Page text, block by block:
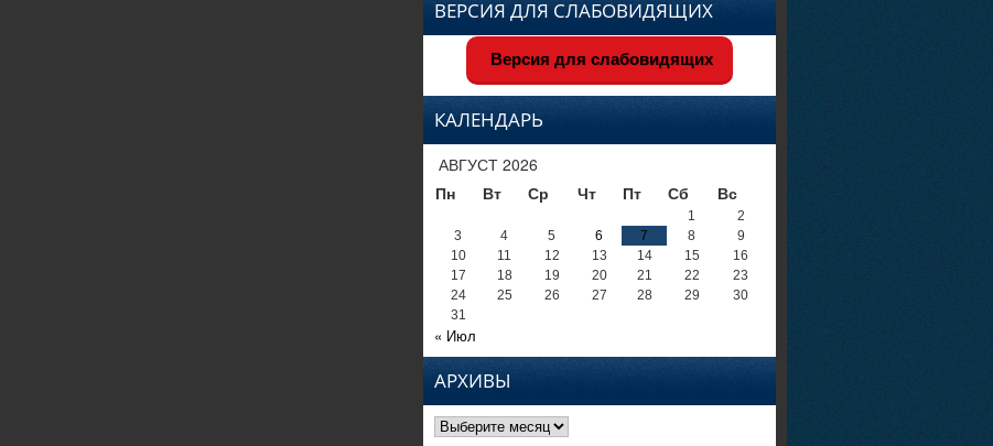
ВЕРСИЯ ДЛЯ СЛАБОВИДЯЩИХ
Версия для слабовидящих
КАЛЕНДАРЬ
АВГУСТ 2026
Пн
Вт Ср Чт Пт Сб Вс
1
2
3
4 5 6 7 8
9
10
11 12 13 14 15
16
17
18 19 20 21 22
23
24
25 26 27 28 29
30
31
« Июл
АРХИВЫ
Архивы